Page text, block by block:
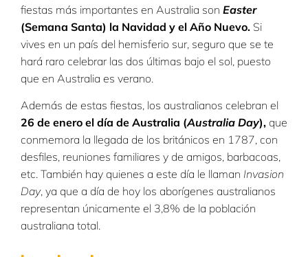
fiestas más importantes en Australia son Easter
(Semana Santa) la Navidad y el Año Nuevo. Si
vives en un país del hemisferio sur, seguro que se te
hará raro celebrar las dos últimas bajo el sol, puesto
que en Australia es verano.
Además de estas fiestas, los australianos celebran el
26 de enero el día de Australia (Australia Day), que
conmemora la llegada de los británicos en 1787, con
desfiles, reuniones familiares y de amigos, barbacoas,
etc. También hay quienes a este día le llaman Invasion
Day, ya que a día de hoy los aborígenes australianos
representan únicamente el 3,8% de la población
australiana total.